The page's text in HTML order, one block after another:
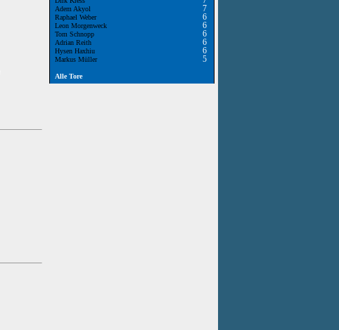
Adem Akyol 7
Raphael Weber 6
Leon Morgenweck 6
Tom Schnopp 6
Adrian Reith 6
Hysen Haxhiu 6
Markus Müller 5
Alle Tore